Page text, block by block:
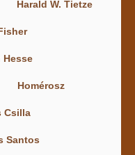
Harald W. Tietze
Hesse
Homérosz
Csilla
Santos